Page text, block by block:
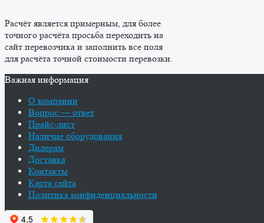
Расчёт является примерным, для более
точного расчёта просьба переходить на
сайт перевозчика и заполнить все поля
для расчёта точной стоимости перевозки.
Важная информация
О компании
Вопрос — ответ
Прайс-лист
Наличие оборудования
Дилерам
Доставка
Контакты
Карта сайта
Политика конфиденциальности